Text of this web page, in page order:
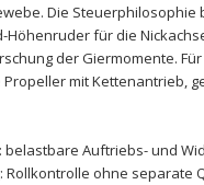
Die
Höhenruder⁤für‍ die
der​ Giermomente.
PropellermitKettenantrieb,
: belastbare ⁤Auftriebs- und⁤
:‌ Rollkontrolle ohne​ separate